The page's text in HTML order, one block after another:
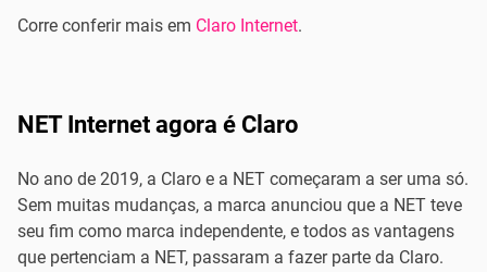
Corre conferir mais em Claro Internet.
NET Internet agora é Claro
No ano de 2019, a Claro e a NET começaram a ser uma só.
Sem muitas mudanças, a marca anunciou que a NET teve
seu fim como marca independente, e todos as vantagens
que pertenciam a NET, passaram a fazer parte da Claro.